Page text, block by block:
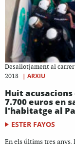
Desallotjament al carrer
2018
| ARXIU
Huit
7.700 euros en
l'habitatge al
ESTER FAYOS
En els últims tres